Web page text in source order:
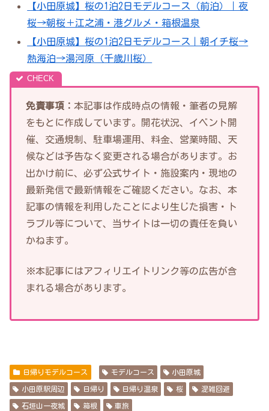
【小田原城】桜の1泊2日モデルコース（前泊）｜夜
桜→朝桜＋江之浦・港グルメ・箱根温泉
【小田原城】桜の1泊2日モデルコース｜朝イチ桜→
熱海泊→湯河原（千歳川桜）
免責事項： 本記事は作成時点の情報・筆者の見解
をもとに作成しています。開花状況、イベント開
催、交通規制、駐車場運用、料金、営業時間、天
候などは予告なく変更される場合があります。お
出かけ前に、必ず公式サイト・施設案内・現地の
最新発信で最新情報をご確認ください。なお、本
記事の情報を利用したことにより生じた損害・ト
ラブル等について、当サイトは一切の責任を負い
かねます。
※本記事にはアフィリエイトリンク等の広告が含
まれる場合があります。
日帰りモデルコース モデルコース 小田原城
小田原駅周辺 日帰り 日帰り温泉 桜 混雑回避
石垣山一夜城 箱根 車旅